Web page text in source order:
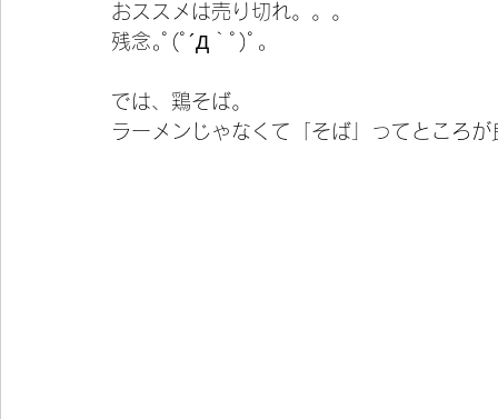
おススメは売り切れ。。。
残念｡ﾟ(ﾟ´Д｀ﾟ)ﾟ｡
では、鶏そば。
ラーメンじゃなくて「そば」ってところが